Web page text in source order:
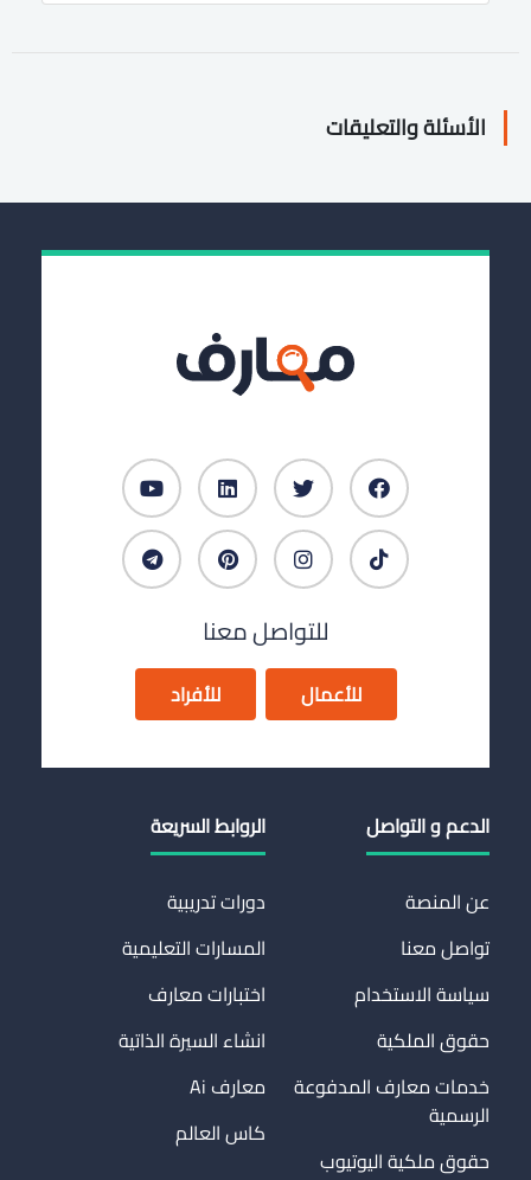
الأسئلة والتعليقات
للتواصل معنا
للأعمال للأفراد
الدعم و التواصل
عن المنصة
تواصل معنا
سياسة الاستخدام
حقوق الملكية
خدمات معارف المدفوعة
الرسمية
حقوق ملكية اليوتيوب
الروابط السريعة
دورات تدريبية
المسارات التعليمية
اختبارات معارف
انشاء السيرة الذاتية
معارف Ai
كاس العالم